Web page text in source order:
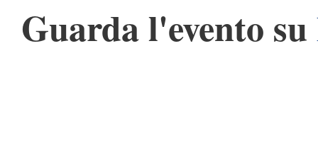
Guarda l'evento su